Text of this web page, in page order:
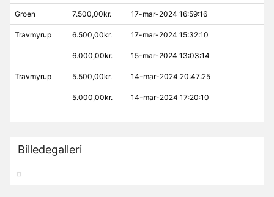
Groen 7.500,00kr. 17-mar-2024 16:59:16
Travmyrup 6.500,00kr. 17-mar-2024 15:32:10
6.000,00kr. 15-mar-2024 13:03:14
Travmyrup 5.500,00kr. 14-mar-2024 20:47:25
5.000,00kr. 14-mar-2024 17:20:10
Billedegalleri